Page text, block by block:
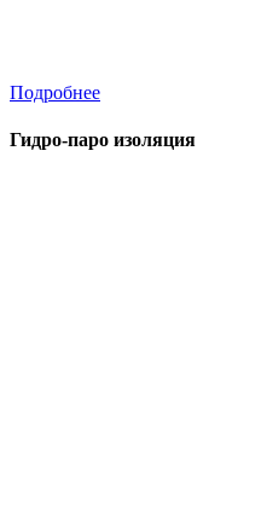
Подробнее
Гидро-паро изоляция